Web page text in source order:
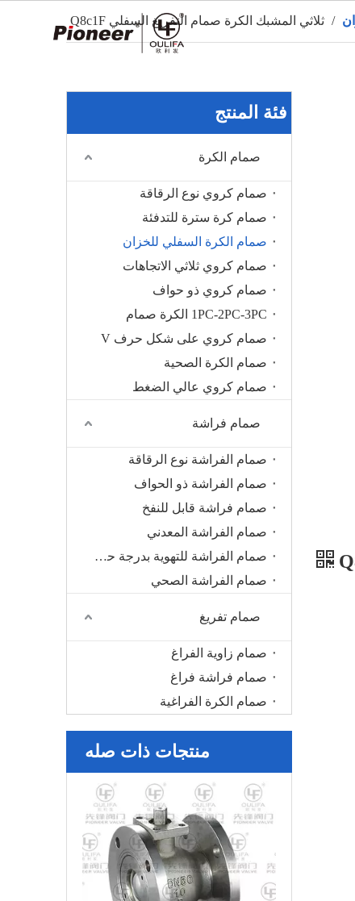
/ ثلاثي المشبك الكرة صمام التفريغ السفلي Q8c1F
فئة المنتج
صمام الكرة
صمام كروي نوع الرقاقة
صمام كرة سترة للتدفئة
صمام الكرة السفلي للخزان
صمام كروي ثلاثي الاتجاهات
صمام كروي ذو حواف
1PC-2PC-3PC الكرة صمام
صمام كروي على شكل حرف V
صمام الكرة الصحية
صمام كروي عالي الضغط
صمام فراشة
صمام الفراشة نوع الرقاقة
صمام الفراشة ذو الحواف
صمام فراشة قابل للنفخ
صمام الفراشة المعدني
صمام الفراشة للتهوية بدرجة حرارة عالية
صمام الفراشة الصحي
صمام تفريغ
صمام زاوية الفراغ
صمام فراشة فراغ
صمام الكرة الفراغية
منتجات ذات صله